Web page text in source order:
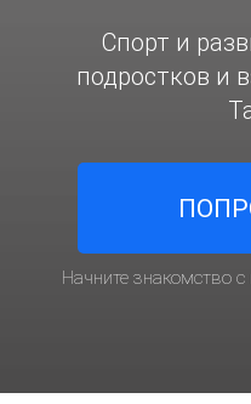
Спорт и
подростков и
Начните знакомство